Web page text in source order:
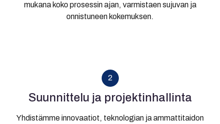
mukana koko prosessin ajan, varmistaen sujuvan ja
onnistuneen kokemuksen.
2
Suunnittelu ja projektinhallinta
Yhdistämme innovaatiot, teknologian ja ammattitaidon